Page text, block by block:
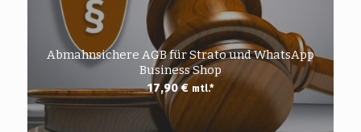
Abmahnsichere AGB für Strato und WhatsApp
Business Shop
17,90€ mtl.*